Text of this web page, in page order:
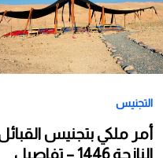
التجنيس
أمر ملكي بتجنيس
النازحة 1446 – تفاصيل